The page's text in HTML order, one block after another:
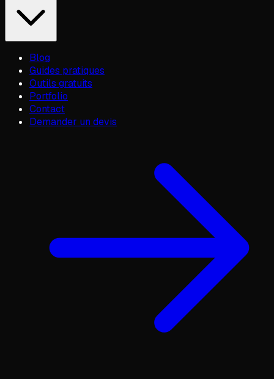
Blog
Guides pratiques
Outils gratuits
Portfolio
Contact
Demander un devis